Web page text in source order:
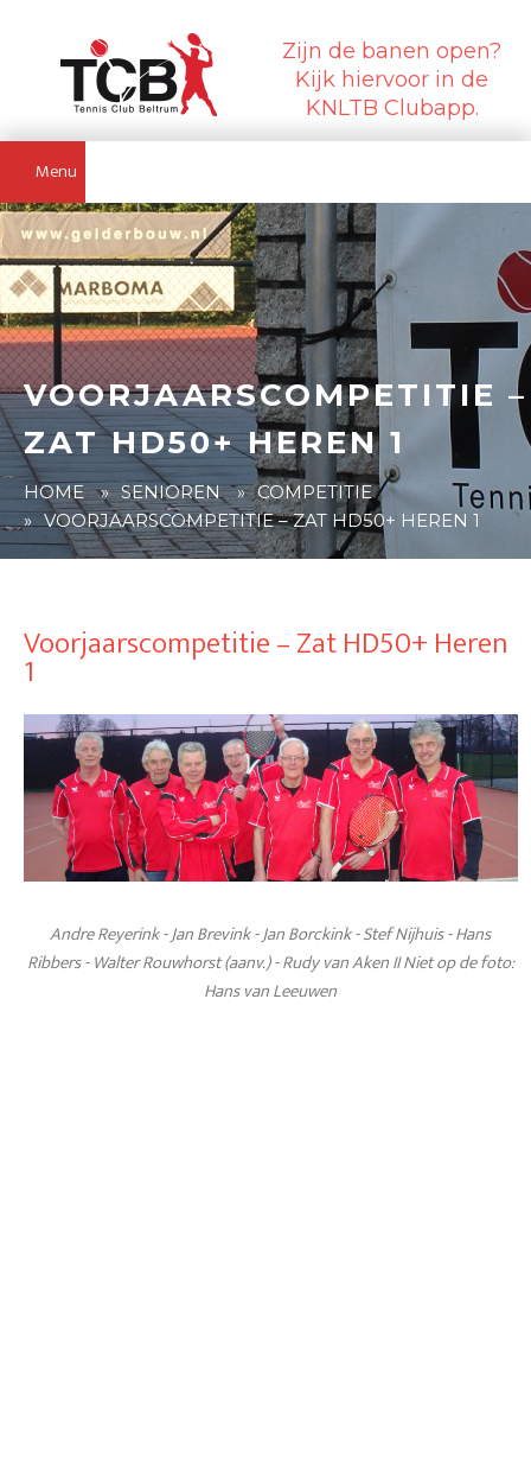
Zijn de banen open?
Kijk hiervoor in de
KNLTB Clubapp.
Menu
HOME » SENIOREN » COMPETITIE
» VOORJAARSCOMPETITIE – ZAT HD50+ HEREN 1
VOORJAARSCOMPETITIE –
ZAT HD50+ HEREN 1
Voorjaarscompetitie – Zat HD50+ Heren
1
Andre Reyerink - Jan Brevink - Jan Borckink - Stef Nijhuis - Hans
Ribbers - Walter Rouwhorst (aanv.) - Rudy van Aken II Niet op de foto:
Hans van Leeuwen